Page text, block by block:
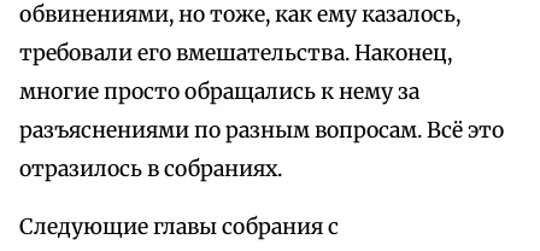
обвинениями, но тоже, как ему казалось,
требовали его вмешательства. Наконец,
многие просто обращались к нему за
разъяснениями по разным вопросам. Всё это
отразилось в собраниях.
Следующие главы собрания с